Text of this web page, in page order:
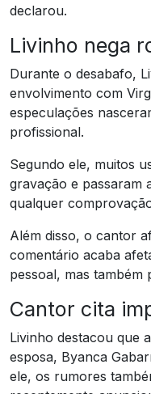
declarou.
Livinho nega
Durante o desabafo,
envolvimento com
especulações
profissional.
Segundo ele, muitos
gravação e passaram
qualquer
Além disso, o cantor
comentário acaba
pessoal, mas também
Cantor cita
Livinho destacou que
esposa, Byanca
ele, os rumores